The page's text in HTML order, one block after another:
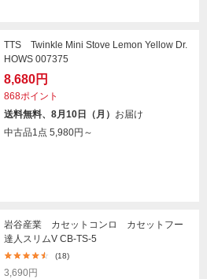
TTS Twinkle Mini Stove Lemon Yellow Dr.
HOWS 007375
8,680円
868ポイント
送料無料、8月10日（月） お届け
中古品1点 5,980円～
岩谷産業 カセットコンロ カセットフー
達人スリムV CB-TS-5
(18)
3,690円